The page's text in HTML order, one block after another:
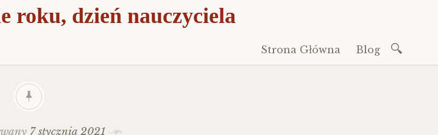
roku, dzień nauczyciela
Przeskocz
do
Strona Główna Blog
7 stycznia 2021